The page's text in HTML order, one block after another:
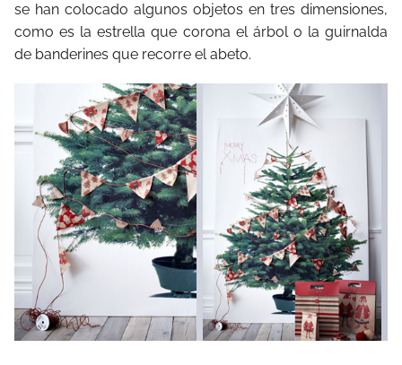
se han colocado algunos objetos en tres dimensiones,
como es la estrella que corona el árbol o la guirnalda
de banderines que recorre el abeto.